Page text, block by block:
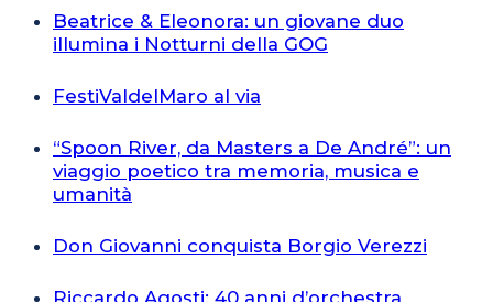
Beatrice & Eleonora: un giovane duo
illumina i Notturni della GOG
FestiValdelMaro al via
“Spoon River, da Masters a De André”: un
viaggio poetico tra memoria, musica e
umanità
Don Giovanni conquista Borgio Verezzi